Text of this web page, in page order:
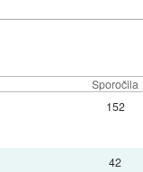
Sporočila
152
42